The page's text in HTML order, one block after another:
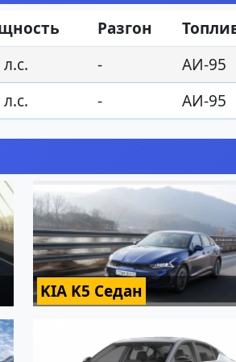
Разгон
- АИ-95
- АИ-95
KIA K5 Седан